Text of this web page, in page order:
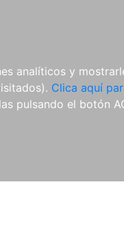
analíticos y
Clica aquí
pulsando el botón
REVISTAS